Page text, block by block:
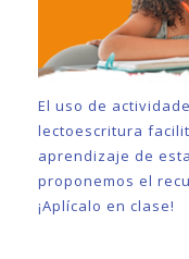
El uso de
lectoescritura
aprendizaje de
proponemos el
¡Aplícalo en clase!